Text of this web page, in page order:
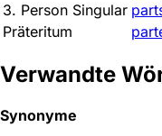
3. Person Singular
Präteritum
Verwandte
Synonyme